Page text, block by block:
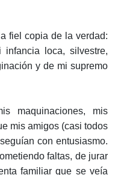
fiel copia de la verdad:
loca, silvestre,
y de mi supremo
maquinaciones, mis
mis amigos (casi todos
con entusiasmo.
faltas, de jurar
familiar que se veía